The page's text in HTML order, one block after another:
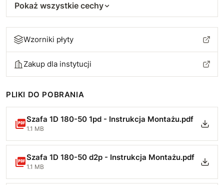
Pokaż wszystkie cechy
Wzorniki płyty
Zakup dla instytucji
PLIKI DO POBRANIA
Szafa 1D 180-50 1pd - Instrukcja Montażu.pdf
1.1 MB
Szafa 1D 180-50 d2p - Instrukcja Montażu.pdf
1.1 MB